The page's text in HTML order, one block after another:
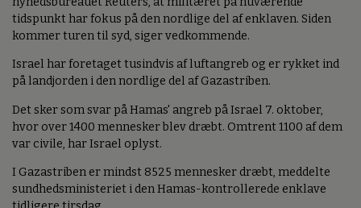
tidspunkt har fokus på den nordlige del af enklaven. Siden
kommer turen til syd, siger vedkommende.
Israel har foretaget tusindvis af luftangreb og er rykket ind
på landjorden i den nordlige del af Gazastriben.
Det sker som svar på Hamas' angreb på Israel 7. oktober,
hvor over 1400 mennesker blev dræbt. Omtrent 1100 af dem
var civile, har Israel oplyst.
I Gazastriben er mindst 8525 mennesker dræbt, meddelte
sundhedsministeriet i den Hamas-kontrollerede enklave